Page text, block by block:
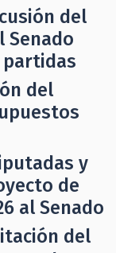
del
Senado
partidas
del
y
de
al Senado
del